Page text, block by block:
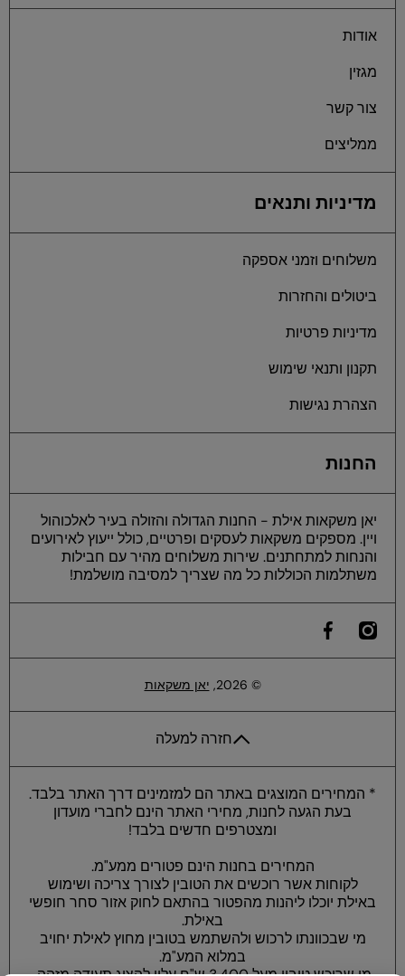
אודות
מגזין
צור קשר
ממליצים
מדיניות ותנאים
משלוחים וזמני אספקה
ביטולים והחזרות
מדיניות פרטיות
תקנון ותנאי שימוש
הצהרת נגישות
החנות
יאן משקאות אילת - החנות הגדולה והזולה בעיר לאלכוהול
ויין. מספקים משקאות לעסקים ופרטיים, כולל ייעוץ לאירועים
והנחות למתחתנים. שירות משלוחים מהיר עם חבילות
משתלמות הכוללות כל מה שצריך למסיבה מושלמת!
instagramcom/
ilfacebookcom/
© 2026, יאן משקאות
חזרה למעלה
* המחירים המוצגים באתר הם למזמינים דרך האתר בלבד.
בעת הגעה לחנות, מחירי האתר הינם לחברי מועדון
ומצטרפים חדשים בלבד!
המחירים בחנות הינם פטורים ממע"מ.
לקוחות אשר רוכשים את הטובין לצורך צריכה ושימוש
באילת יוכלו ליהנות מהפטור בהתאם לחוק אזור סחר חופשי
באילת.
מי שבכוונתו לרכוש ולהשתמש בטובין מחוץ לאילת יחויב
במלוא המע"מ.